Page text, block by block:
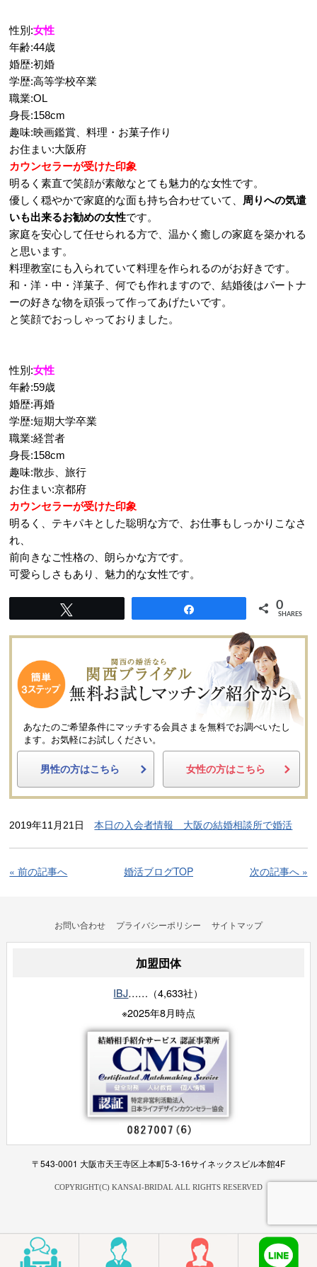
性別:女性
年齢:44歳
婚歴:初婚
学歴:高等学校卒業
職業:OL
身長:158cm
趣味:映画鑑賞、料理・お菓子作り
お住まい:大阪府
カウンセラーが受けた印象
明るく素直で笑顔が素敵なとても魅力的な女性です。
優しく穏やかで家庭的な面も持ち合わせていて、 周りへの気遣
いも出来るお勧めの女性です。
家庭を安心して任せられる方で、温かく癒しの家庭を築かれる
と思います。
料理教室にも入られていて料理を作られるのがお好きです。
和・洋・中・洋菓子、何でも作れますので、結婚後はパートナ
ーの好きな物を頑張って作ってあげたいです。
と笑顔でおっしゃっておりました。
性別:女性
年齢:59歳
婚歴:再婚
学歴:短期大学卒業
職業:経営者
身長:158cm
趣味:散歩、旅行
お住まい:京都府
カウンセラーが受けた印象
明るく、テキパキとした聡明な方で、お仕事もしっかりこなさ
れ、
前向きなご性格の、朗らかな方です。
可愛らしさもあり、魅力的な女性です。
0
SHARES
あなたのご希望条件にマッチする会員さまを無料でお調べいたし
ます。
お気軽にお試しください。
男性の方はこちら 女性の方はこちら
2019年11月21日本日の入会者情報 大阪の結婚相談所で婚活
« 前の記事へ 婚活ブログTOP 次の記事へ »
お問い合わせ プライバシーポリシー サイトマップ
加盟団体
IBJ……（4,633社）
※2025年8月時点
〒543-0001 大阪市天王寺区上本町5-3-16サイネックスビル本館4F
COPYRIGHT(C) KANSAI-BRIDAL ALL RIGHTS RESERVED